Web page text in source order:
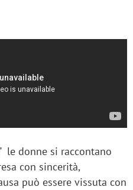
le donne si raccontano
con sincerità,
può essere vissuta con